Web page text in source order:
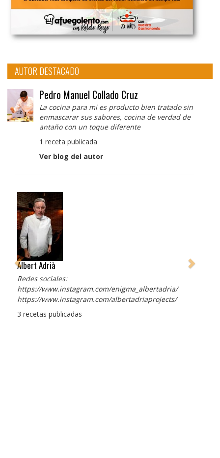
AUTOR DESTACADO
Pedro Manuel Collado Cruz
La cocina para mi es producto bien tratado sin
enmascarar sus sabores, cocina de verdad de
antaño con un toque diferente
1 receta publicada
Ver blog del autor
Albert Adrià
Redes sociales:
https://www.instagram.com/enigma_albertadria/
https://www.instagram.com/albertadriaprojects/
3 recetas publicadas